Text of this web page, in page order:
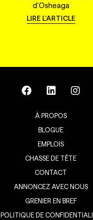
d'Osheaga
LIRE L'ARTICLE
À PROPOS
BLOGUE
EMPLOIS
CHASSE DE TÊTE
CONTACT
ANNONCEZ AVEC NOUS
GRENIER EN BREF
POLITIQUE DE